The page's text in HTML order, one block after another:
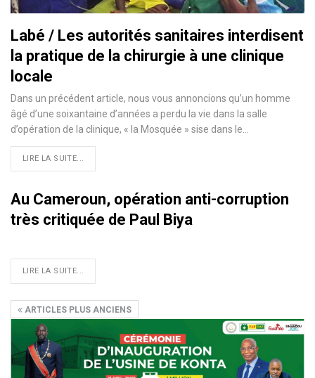
Labé / Les autorités sanitaires interdisent
la pratique de la chirurgie à une clinique
locale
Dans un précédent article, nous vous annoncions qu’un homme
âgé d’une soixantaine d’années a perdu la vie dans la salle
d’opération de la clinique, « la Mosquée » sise dans le…
LIRE LA SUITE...
Au Cameroun, opération anti-corruption
très critiquée de Paul Biya
LIRE LA SUITE...
ARTICLES PLUS ANCIENS